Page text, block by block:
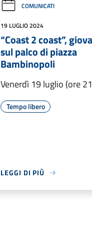
COMUNICATI
19 LUGLIO 2024
“Coast 2 coast”,
sul palco di piazza
Bambinopoli
Venerdì 19 luglio (ore
Tempo libero
LEGGI DI PIÙ